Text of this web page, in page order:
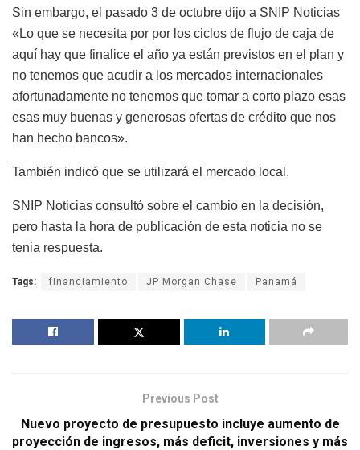
Sin embargo, el pasado 3 de octubre dijo a SNIP Noticias
«Lo que se necesita por por los ciclos de flujo de caja de
aquí hay que finalice el año ya están previstos en el plan y
no tenemos que acudir a los mercados internacionales
afortunadamente no tenemos que tomar a corto plazo esas
esas muy buenas y generosas ofertas de crédito que nos
han hecho bancos».
También indicó que se utilizará el mercado local.
SNIP Noticias consultó sobre el cambio en la decisión,
pero hasta la hora de publicación de esta noticia no se
tenia respuesta.
Tags: financiamiento JP Morgan Chase Panamá
Previous Post
Nuevo proyecto de presupuesto incluye aumento de
proyección de ingresos, más deficit, inversiones y más